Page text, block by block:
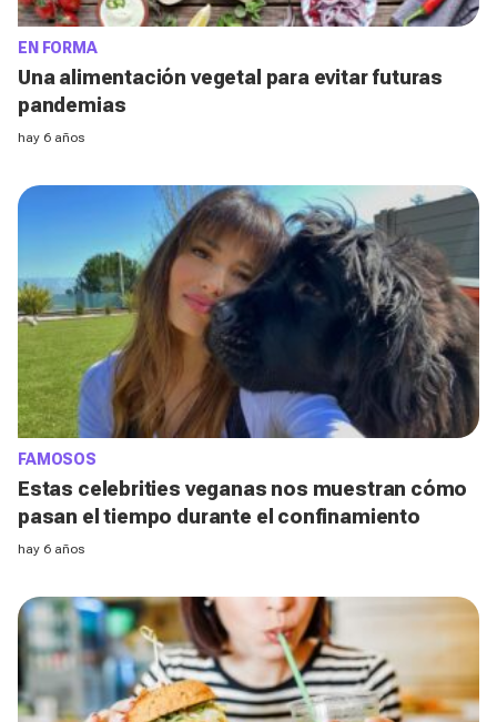
EN FORMA
Una alimentación vegetal para evitar futuras
pandemias
hay 6 años
FAMOSOS
Estas celebrities veganas nos muestran cómo
pasan el tiempo durante el confinamiento
hay 6 años